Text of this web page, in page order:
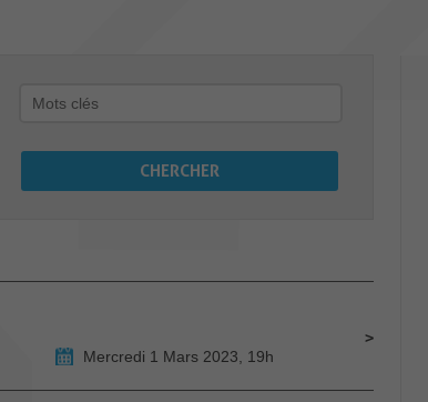
Mercredi 1 Mars 2023, 19h